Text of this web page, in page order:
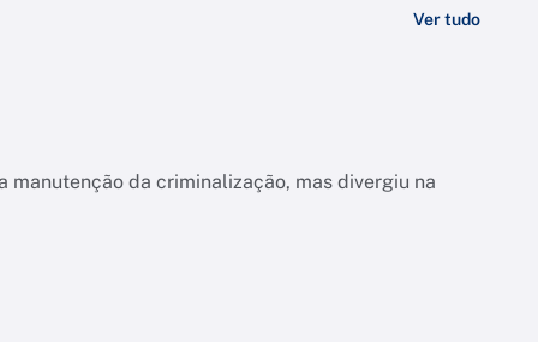
Ver tudo
da criminalização, mas divergiu na